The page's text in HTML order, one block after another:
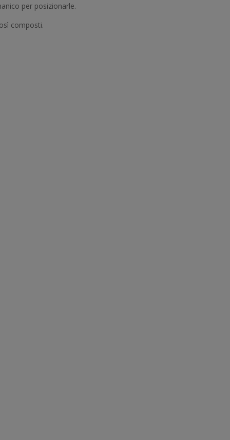
per posizionarle.
composti.